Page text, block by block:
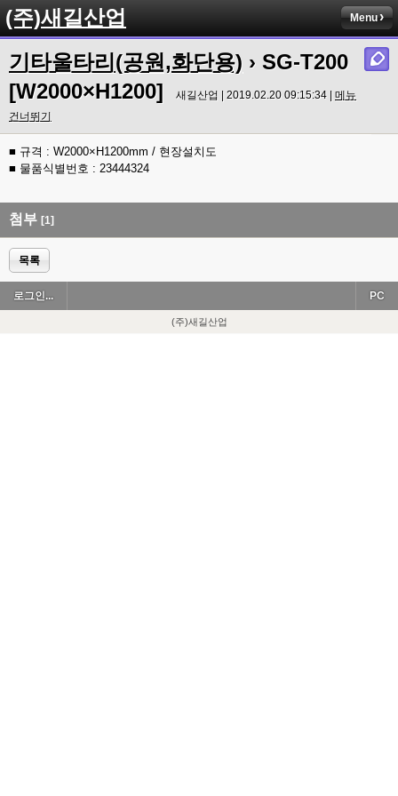
(주)새길산업 Menu
기타울타리(공원,화단용) › SG-T200
[W2000×H1200]
새길산업 | 2019.02.20 09:15:34 | 메뉴
건너뛰기
■ 규격 : W2000×H1200mm / 현장설치도
■ 물품식별번호 : 23444324
첨부 [1]
목록
로그인... PC
(주)새길산업